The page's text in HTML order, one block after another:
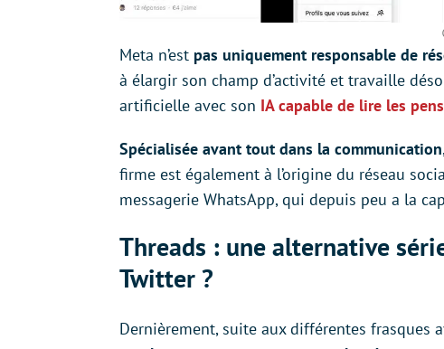
Meta n’est pas uniquement responsable de
à élargir son champ d’activité et travaille
artificielle avec son IA capable de lire les
Spécialisée avant tout dans la communication
firme est également à l’origine du réseau
messagerie WhatsApp, qui depuis peu a la
Threads : une alternative
Twitter ?
Dernièrement, suite aux différentes frasques